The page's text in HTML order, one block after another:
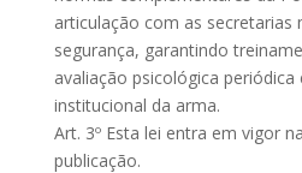
articulação com as secretarias
segurança, garantindo
avaliação psicológica periódica
institucional da arma.
Art. 3º Esta lei entra em vigor
publicação.